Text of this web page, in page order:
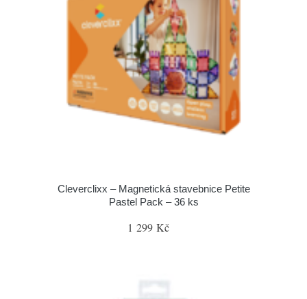
Cleverclixx – Magnetická stavebnice Petite
Pastel Pack – 36 ks
1 299 Kč